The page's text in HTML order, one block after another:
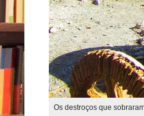
Os destroços que